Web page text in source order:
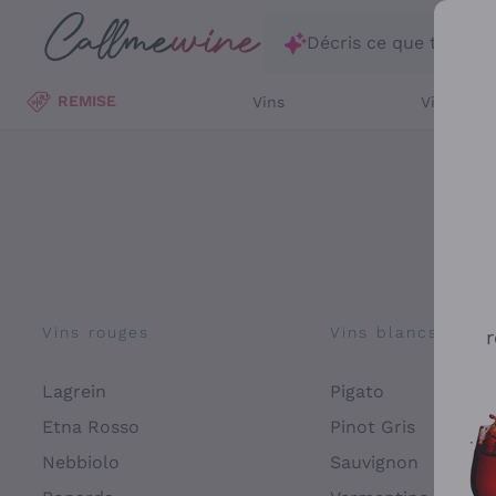
Passer au contenu principal
Décris ce que tu
REMISE Vins Vins
Vins rouges
Lagrein
Etna Rosso
Nebbiolo
Vins blancs
Pigato
Pinot Gris
Sauvignon